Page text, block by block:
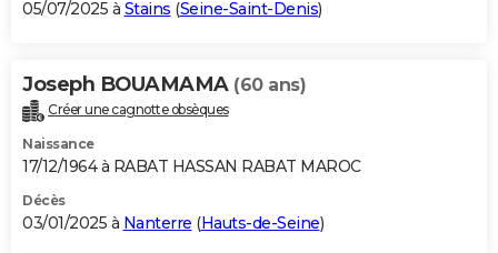
05/07/2025 à Stains (Seine-Saint-Denis)
Joseph BOUAMAMA (60 ans)
Créer une cagnotte obsèques
Naissance
17/12/1964 à RABAT HASSAN RABAT MAROC
Décès
03/01/2025 à Nanterre (Hauts-de-Seine)